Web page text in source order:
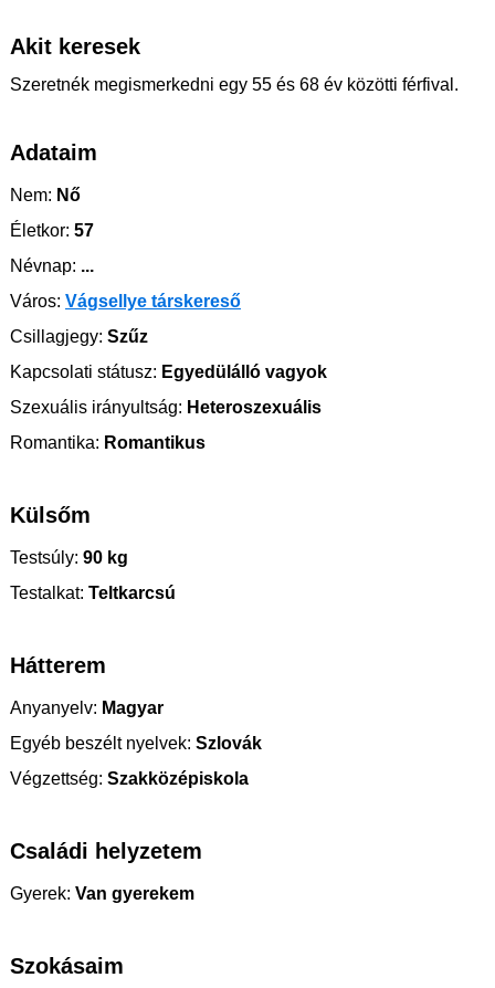
Akit keresek
Szeretnék megismerkedni egy 55 és 68 év közötti férfival.
Adataim
Nem: Nő
Életkor: 57
Névnap: ...
Város: Vágsellye társkereső
Csillagjegy: Szűz
Kapcsolati státusz: Egyedülálló vagyok
Szexuális irányultság: Heteroszexuális
Romantika: Romantikus
Külsőm
Testsúly: 90 kg
Testalkat: Teltkarcsú
Hátterem
Anyanyelv: Magyar
Egyéb beszélt nyelvek: Szlovák
Végzettség: Szakközépiskola
Családi helyzetem
Gyerek: Van gyerekem
Szokásaim